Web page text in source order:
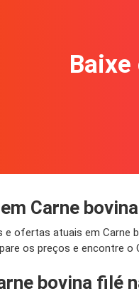
Carne
ofertas atuais em Carne
os preços e encontre
bovina filé